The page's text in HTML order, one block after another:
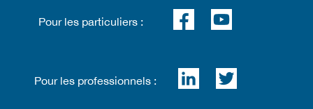
Pour les particuliers :
Pour les professionnels :